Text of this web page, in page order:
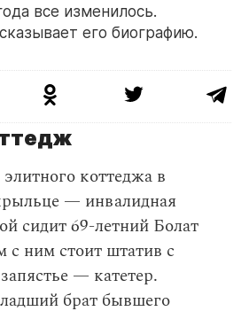
все изменилось.
его биографию.
коттеджа в
— инвалидная
сидит 69-летний Болат
с ним стоит штатив с
— катетер.
брат бывшего